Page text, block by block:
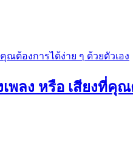
เพลง หรือ เสียงที่คุ